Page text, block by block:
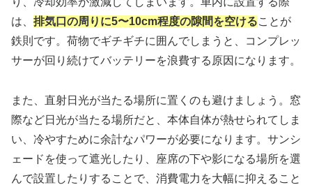
は、 排気口の周りに5〜10cm程度の隙間を空けることが
鉄則です。荷物でギチギチに囲んでしまうと、コンプレッ
サーが回り続けてバッテリーを浪費する原因になります。
また、直射日光が当たる場所に置くのも避けましょう。窓
際など日光が当たる場所だと、本体自体が熱せられてしま
い、冷やすために余計なパワーが必要になります。サンシ
ェードを使って遮光したり、座席の下や影になる場所を選
んで設置したりすることで、消費電力を大幅に抑えること